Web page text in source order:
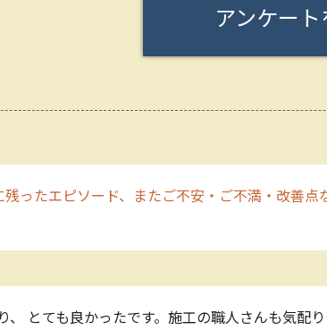
アンケー
ったエピソード、またご不安・ご不満・改善点
とても良かったです。施工の職人さんも気配